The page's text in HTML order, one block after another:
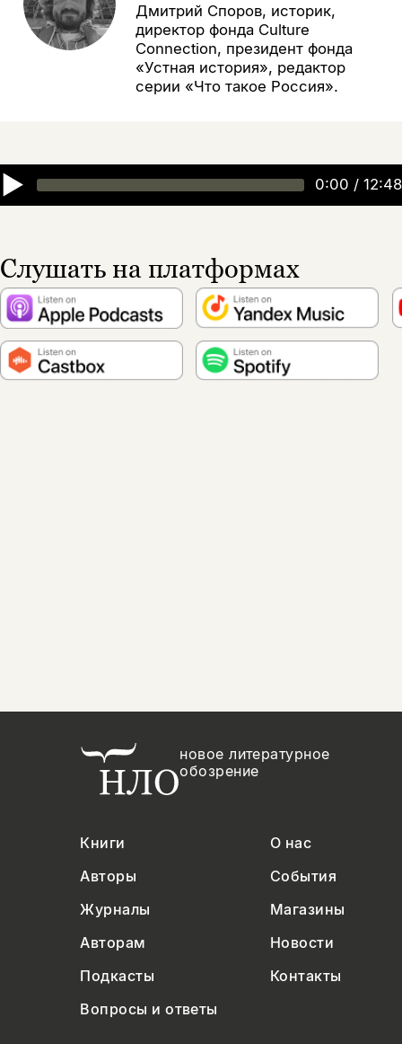
Дмитрий Споров, историк,
директор фонда Culture
Connection, президент фонда
«Устная история», редактор
серии «Что такое Россия».
▶ 0:00 / 12:48
Слушать на платформах
новое литературное
обозрение
Книги
О нас
Авторы
События
Журналы
Магазины
Авторам
Новости
Подкасты
Контакты
Вопросы и ответы